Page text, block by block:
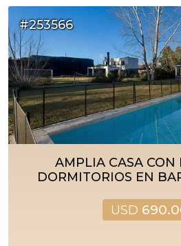
#253566
AMPLIA CASA CON
DORMITORIOS EN
USD